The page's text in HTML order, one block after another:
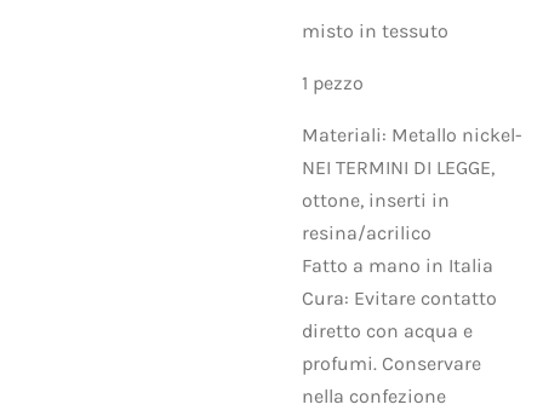
misto in tessuto
1 pezzo
Materiali: Metallo nickel-
NEI TERMINI DI LEGGE,
ottone, inserti in
resina/acrilico
Fatto a mano in Italia
Cura: Evitare contatto
diretto con acqua e
profumi. Conservare
nella confezione